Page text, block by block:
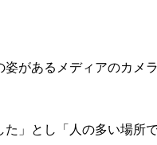
があるメディアのカメ
」とし「人の多い場所